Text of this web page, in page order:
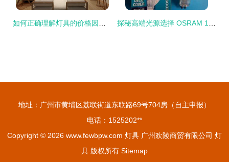
地址：广州市黄埔区荔联街道东联路69号704房（自主申报）
电话：1525202**
Copyright © 2026 www.fewbpw.com 灯具 广州欢陵商贸有限公司 灯
具 版权所有 Sitemap